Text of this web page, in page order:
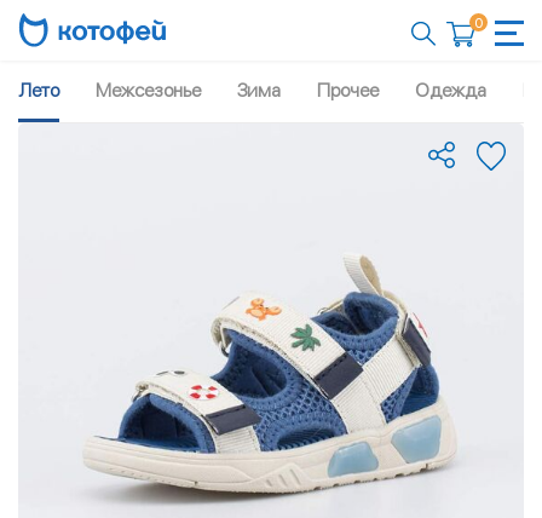
0
Лето Межсезонье Зима Прочее Одежда